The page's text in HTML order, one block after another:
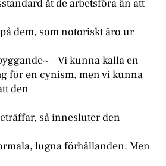
åt de arbetsföra än att
dem, som notoriskt äro ur
– Vi kunna kalla en
för en cynism, men vi kunna
den
så innesluter den
lugna förhållanden. Men